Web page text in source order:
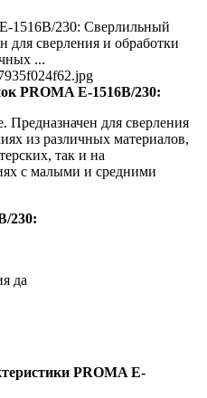
1516B/230: Сверлильный
для сверления и обработки
...
PROMA E-1516B/230:
Предназначен для сверления
из различных материалов,
так и на
с малыми и средними
230:
да
PROMA E-